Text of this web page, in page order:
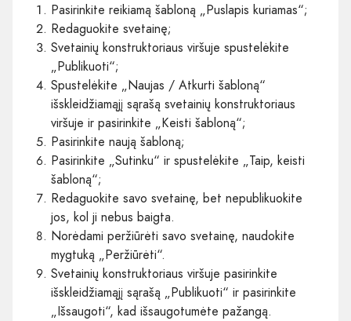
Pasirinkite reikiamą šabloną „Puslapis kuriamas“;
Redaguokite svetainę;
Svetainių konstruktoriaus viršuje spustelėkite
„Publikuoti“;
Spustelėkite „Naujas / Atkurti šabloną“
išskleidžiamąjį sąrašą svetainių konstruktoriaus
viršuje ir pasirinkite „Keisti šabloną“;
Pasirinkite naują šabloną;
Pasirinkite „Sutinku“ ir spustelėkite „Taip, keisti
šabloną“;
Redaguokite savo svetainę, bet nepublikuokite
jos, kol ji nebus baigta.
Norėdami peržiūrėti savo svetainę, naudokite
mygtuką „Peržiūrėti“.
Svetainių konstruktoriaus viršuje pasirinkite
išskleidžiamąjį sąrašą „Publikuoti“ ir pasirinkite
„Išsaugoti“, kad išsaugotumėte pažangą.